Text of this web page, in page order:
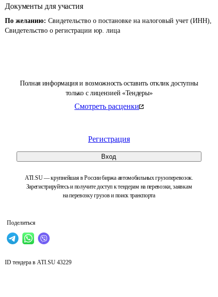
Полная информация и возможность оставить отклик доступны
только с лицензией «Тендеры»
Смотреть расценки
Регистрация
Вход
ATI.SU — крупнейшая в России биржа автомобильных грузоперевозок.
Зарегистрируйтесь и получите доступ к тендерам на перевозки, заявкам
на перевозку грузов и поиск транспорта
Поделиться
Документы для участия
По желанию: Свидетельство о постановке на налоговый учет (ИНН),
Свидетельство о регистрации юр. лица
ID тендера в ATI.SU 43229